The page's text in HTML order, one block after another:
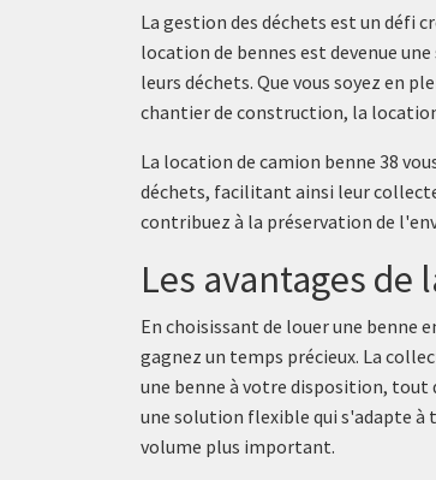
La gestion des déchets est un défi
location de bennes est devenue
leurs déchets. Que vous soyez en
chantier de construction, la
La location de camion benne 38
déchets, facilitant ainsi leur
contribuez à la préservation de
Les avantages
En choisissant de louer une benne
gagnez un temps précieux. La
une benne à votre disposition, tout
une solution flexible qui s'adapte à
volume plus important.